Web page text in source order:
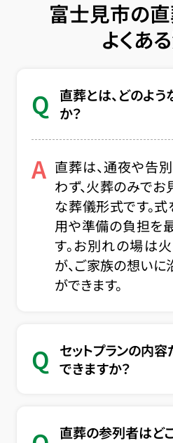
富士見市の
よくあ
Q
直葬とは、どのよ
か？
A 直葬は、通夜や告
わず、火葬のみで
な葬儀形式です。
用や準備の負担を
す。お別れの場は
が、ご家族の想い
ができます。
Q
セットプランの内
できますか？
直葬の参列者はど